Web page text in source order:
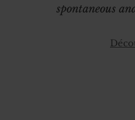
spontaneous